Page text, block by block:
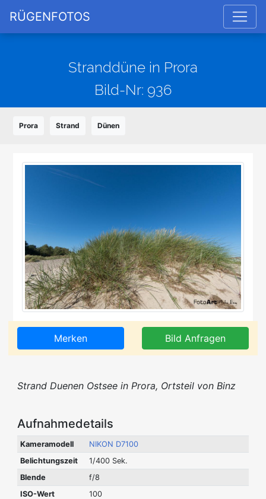
RÜGENFOTOS
Stranddüne in Prora
Bild-Nr: 936
Prora Strand Dünen
Merken Bild Anfragen
Strand Duenen Ostsee in Prora, Ortsteil von Binz
Aufnahmedetails
Kameramodell
NIKON D7100
Belichtungszeit
1/400 Sek.
Blende
f/8
ISO-Wert
100